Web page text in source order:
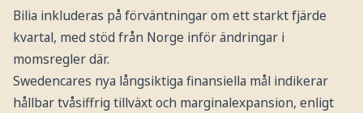
Bilia inkluderas på förväntningar om ett starkt fjärde
kvartal, med stöd från Norge inför ändringar i
momsregler där.
Swedencares nya långsiktiga finansiella mål indikerar
hållbar tvåsiffrig tillväxt och marginalexpansion, enligt